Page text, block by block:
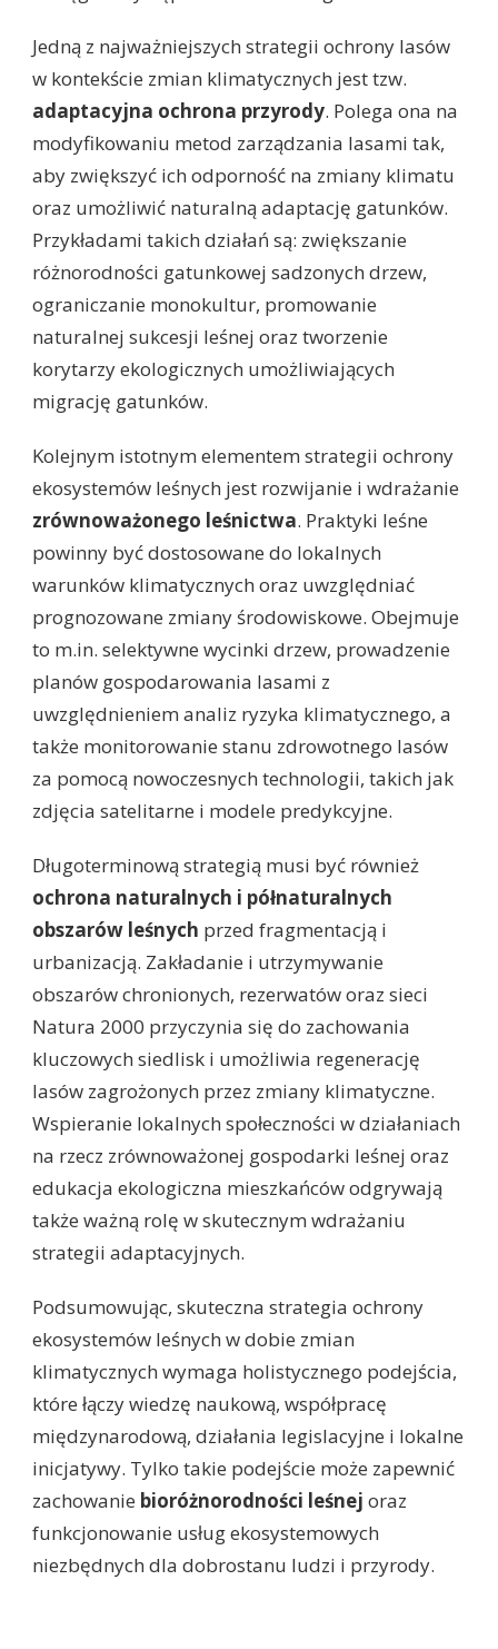
Jedną z najważniejszych strategii ochrony lasów
w kontekście zmian klimatycznych jest tzw.
adaptacyjna ochrona przyrody. Polega ona na
modyfikowaniu metod zarządzania lasami tak,
aby zwiększyć ich odporność na zmiany klimatu
oraz umożliwić naturalną adaptację gatunków.
Przykładami takich działań są: zwiększanie
różnorodności gatunkowej sadzonych drzew,
ograniczanie monokultur, promowanie
naturalnej sukcesji leśnej oraz tworzenie
korytarzy ekologicznych umożliwiających
migrację gatunków.
Kolejnym istotnym elementem strategii ochrony
ekosystemów leśnych jest rozwijanie i wdrażanie
zrównoważonego leśnictwa. Praktyki leśne
powinny być dostosowane do lokalnych
warunków klimatycznych oraz uwzględniać
prognozowane zmiany środowiskowe. Obejmuje
to m.in. selektywne wycinki drzew, prowadzenie
planów gospodarowania lasami z
uwzględnieniem analiz ryzyka klimatycznego, a
także monitorowanie stanu zdrowotnego lasów
za pomocą nowoczesnych technologii, takich jak
zdjęcia satelitarne i modele predykcyjne.
Długoterminową strategią musi być również
ochrona naturalnych i półnaturalnych
obszarów leśnych przed fragmentacją i
urbanizacją. Zakładanie i utrzymywanie
obszarów chronionych, rezerwatów oraz sieci
Natura 2000 przyczynia się do zachowania
kluczowych siedlisk i umożliwia regenerację
lasów zagrożonych przez zmiany klimatyczne.
Wspieranie lokalnych społeczności w działaniach
na rzecz zrównoważonej gospodarki leśnej oraz
edukacja ekologiczna mieszkańców odgrywają
także ważną rolę w skutecznym wdrażaniu
strategii adaptacyjnych.
Podsumowując, skuteczna strategia ochrony
ekosystemów leśnych w dobie zmian
klimatycznych wymaga holistycznego podejścia,
które łączy wiedzę naukową, współpracę
międzynarodową, działania legislacyjne i lokalne
inicjatywy. Tylko takie podejście może zapewnić
zachowanie bioróżnorodności leśnej oraz
funkcjonowanie usług ekosystemowych
niezbędnych dla dobrostanu ludzi i przyrody.